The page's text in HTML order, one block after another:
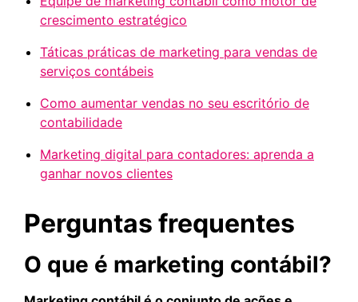
crescimento estratégico
Táticas práticas de marketing para vendas de
serviços contábeis
Como aumentar vendas no seu escritório de
contabilidade
Marketing digital para contadores: aprenda a
ganhar novos clientes
Perguntas frequentes
O que é marketing contábil?